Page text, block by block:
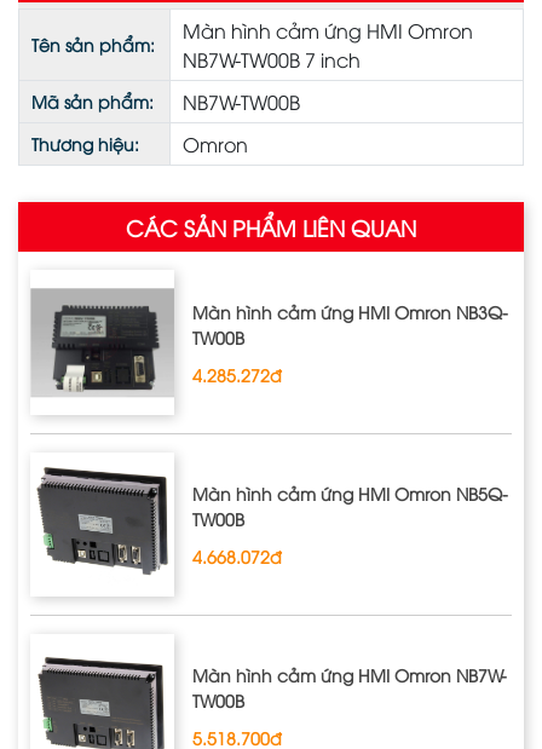
Tên sản phẩm:
Màn hình cảm ứng HMI Omron
NB7W-TW00B 7 inch
Mã sản phẩm: NB7W-TW00B
Thương hiệu: Omron
CÁC SẢN PHẨM LIÊN QUAN
Màn hình cảm ứng HMI Omron NB3Q‐
TW00B
4.285.272đ
Màn hình cảm ứng HMI Omron NB5Q‐
TW00B
4.668.072đ
Màn hình cảm ứng HMI Omron NB7W‐
TW00B
5.518.700đ